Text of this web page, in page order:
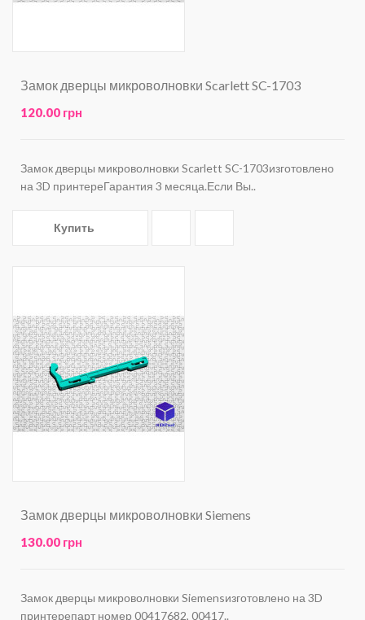
Замок дверцы микроволновки Scarlett SC-1703
120.00 грн
Замок дверцы микроволновки Scarlett SC-1703изготовлено
на 3D принтереГарантия 3 месяца.Если Вы..
Купить
Замок дверцы микроволновки Siemens
130.00 грн
Замок дверцы микроволновки Siemensизготовлено на 3D
принтерепарт номер 00417682, 00417..